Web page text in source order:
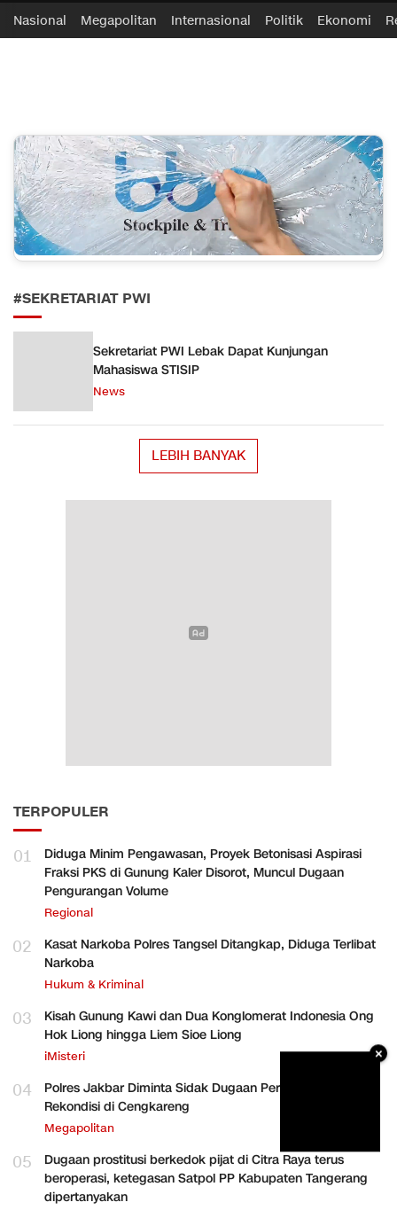
ifakta.co
#pastibenar
Nasional Megapolitan Internasional Politik Ekonomi
#SEKRETARIAT PWI
Sekretariat PWI Lebak Dapat Kunjungan
Mahasiswa STISIP
News
LEBIH BANYAK
TERPOPULER
01
Diduga Minim Pengawasan, Proyek Betonisasi Aspirasi
Fraksi PKS di Gunung Kaler Disorot, Muncul Dugaan
Pengurangan Volume
Regional
02
Kasat Narkoba Polres Tangsel Ditangkap, Diduga Terlibat
Narkoba
Hukum & Kriminal
03
Kisah Gunung Kawi dan Dua Konglomerat Indonesia Ong
Hok Liong hingga Liem Sioe Liong
iMisteri
04
Polres Jakbar Diminta Sidak Dugaan Perakitan HP
Rekondisi di Cengkareng
Megapolitan
05
Dugaan prostitusi berkedok pijat di Citra Raya terus
beroperasi, ketegasan Satpol PP Kabupaten Tangerang
dipertanyakan
×